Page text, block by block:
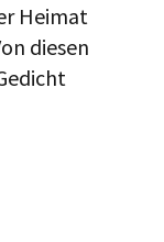
Heimat
diesen